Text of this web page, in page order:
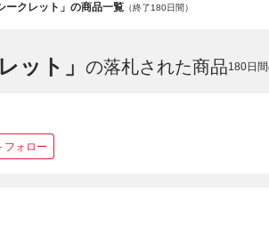
ークレット」の商品一覧 （終了180日間）
ット」 の落札された商品180日
フォロー